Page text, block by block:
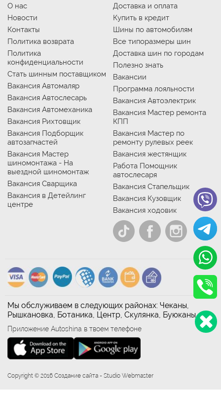
О нас
Новости
Контакты
Политика возврата
Политика
конфиденциальности
Стать шинным поставщиком
Вакансия Автомаляр
Вакансия Автослесарь
Вакансия Автомеханика
Вакансия Рихтовщик
Вакансия Подборщик
автозапчастей
Вакансия Мастер
шиномонтажа - На
выездной шиномонтаж
Вакансия Сварщика
Вакансия в Детейлинг
центре
Доставка и оплата
Купить в кредит
Шины по автомобилям
Все типоразмеры шин
Доставка шин по городам
Полезно знать
Вакансии
Программа лояльности
Вакансия Автоэлектрик
Вакансия Мастер ремонта
КПП
Вакансия Мастер по
ремонту рулевых реек
Вакансия жестянщик
Работа Помощник
автослесаря
Вакансия Стапельщик
Вакансия Кузовщик
Вакансия ходовик
Мы обслуживаем в следующих районах: Чеканы,
Рышкановка, Ботаника, Центр, Скулянка, Буюканы
Приложение Autoshina в твоем телефоне
Copyright © 2016 Создание сайта - Studio Webmaster